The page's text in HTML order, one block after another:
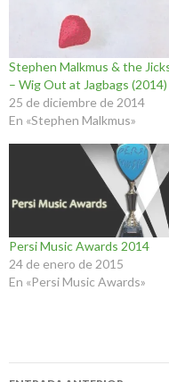
Stephen Malkmus & the
– Wig Out at Jagbags (2014)
25 de diciembre de 2014
En «Stephen Malkmus»
Persi Music Awards 2014
24 de enero de 2015
En «Persi Music Awards»